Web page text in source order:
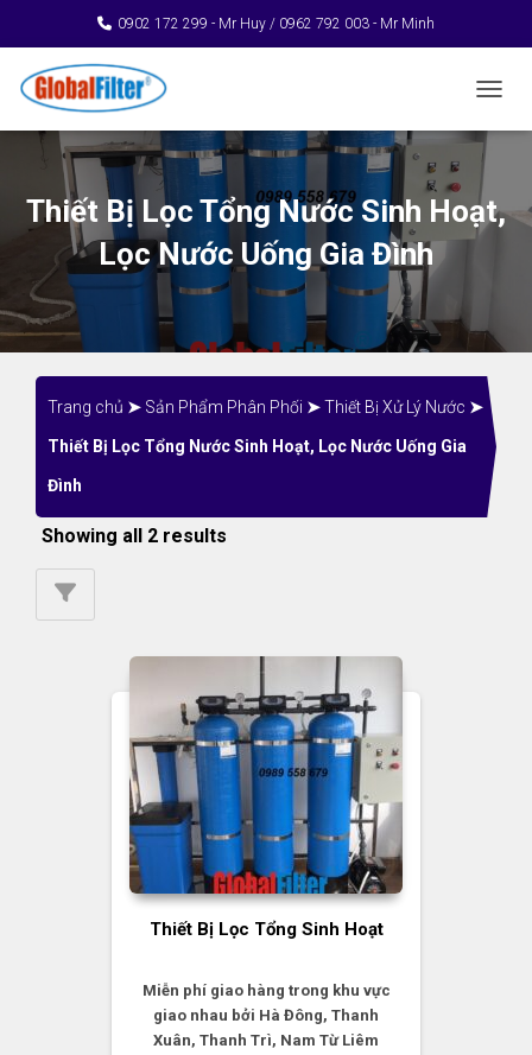
0902 172 299 - Mr Huy / 0962 792 003 - Mr Minh
Thiết Bị Lọc Tổng Nước Sinh Hoạt,
Lọc Nước Uống Gia Đình
Trang chủ ➤ Sản Phẩm Phân Phối ➤Thiết Bị Xử Lý Nước ➤
Thiết Bị Lọc Tổng Nước Sinh Hoạt, Lọc Nước Uống Gia
Đình
Showing all 2 results
Thiết Bị Lọc Tổng Sinh Hoạt
Miễn phí giao hàng trong khu vực
giao nhau bởi Hà Đông, Thanh
Xuân, Thanh Trì, Nam Từ Liêm